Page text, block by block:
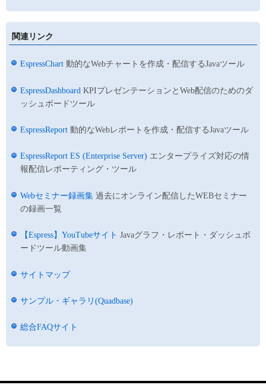
関連リンク
EspressChart 動的なWebチャートを作成・配信するJavaツール
EspressDashboard KPIプレゼンテーションとWeb配信のためのダ
ッシュボードツール
EspressReport 動的なWebレポートを作成・配信するJavaツール
EspressReport ES (Enterprise Server) エンタープライズ対応の情
報配信レポーティング・ツール
Webセミナー録画集 過去にオンライン配信したWEBセミナー
の録画一覧
【Espress】YouTubeサイト Javaグラフ・レポート・ダッシュボ
ードツール動画集
サイトマップ
サンプル・ギャラリ(Quadbase)
総合FAQサイト